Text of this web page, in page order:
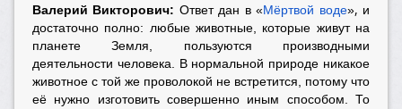
Валерий Викторович: Ответ дан в «Мёртвой воде», и
достаточно полно: любые животные, которые живут на
планете Земля, пользуются производными
деятельности человека. В нормальной природе никакое
животное с той же проволокой не встретится, потому что
её нужно изготовить совершенно иным способом. То